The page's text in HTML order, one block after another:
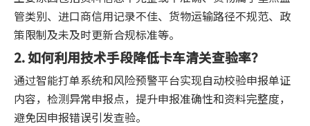
管类别、进口商信用记录不佳、货物运输路径不规范、政
策限制及未及时更新合规标准等。
2. 如何利用技术手段降低卡车清关查验率？
通过智能打单系统和风险预警平台实现自动校验申报单证
内容，检测异常申报点，提升申报准确性和资料完整度，
避免因申报错误引发查验。